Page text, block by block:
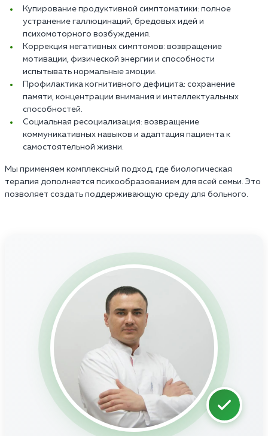
Купирование продуктивной симптоматики: полное
устранение галлюцинаций, бредовых идей и
психомоторного возбуждения.
Коррекция негативных симптомов: возвращение
мотивации, физической энергии и способности
испытывать нормальные эмоции.
Профилактика когнитивного дефицита: сохранение
памяти, концентрации внимания и интеллектуальных
способностей.
Социальная ресоциализация: возвращение
коммуникативных навыков и адаптация пациента к
самостоятельной жизни.
Мы применяем комплексный подход, где биологическая
терапия дополняется психообразованием для всей семьи. Это
позволяет создать поддерживающую среду для больного.